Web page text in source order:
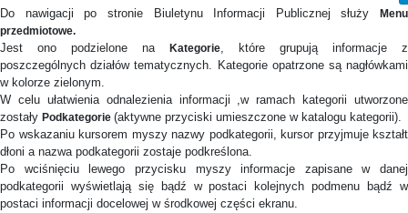
Do nawigacji po stronie Biuletynu Informacji Publicznej służy
Menu
przedmiotowe.
Jest ono podzielone na Kategorie, które grupują informacje z
poszczególnych działów tematycznych. Kategorie opatrzone są nagłówkami
w kolorze zielonym.
W celu ułatwienia odnalezienia informacji ,w ramach kategorii utworzone
zostały Podkategorie (aktywne przyciski umieszczone w katalogu kategorii).
Po wskazaniu kursorem myszy nazwy podkategorii, kursor przyjmuje kształt
dłoni a nazwa podkategorii zostaje podkreślona.
Po wciśnięciu lewego przycisku myszy informacje zapisane w danej
podkategorii wyświetlają się bądź w postaci kolejnych podmenu bądź w
postaci informacji docelowej w środkowej części ekranu.